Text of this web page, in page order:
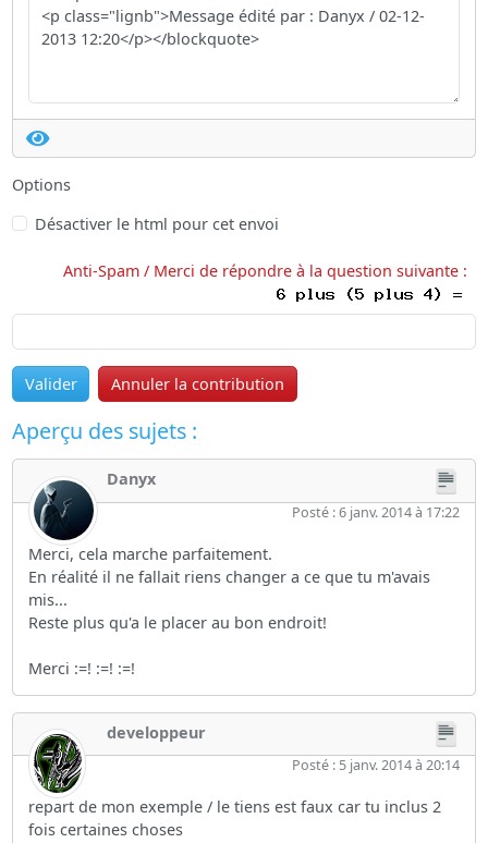
Options
Désactiver le html pour cet envoi
Anti-Spam / Merci de répondre à la question suivante :
Valider Annuler la contribution
Aperçu des sujets :
Danyx
Posté : 6 janv. 2014 à 17:22
Merci, cela marche parfaitement.
En réalité il ne fallait riens changer a ce que tu m'avais
mis...
Reste plus qu'a le placer au bon endroit!
Merci :=! :=! :=!
developpeur
Posté : 5 janv. 2014 à 20:14
repart de mon exemple / le tiens est faux car tu inclus 2
fois certaines choses